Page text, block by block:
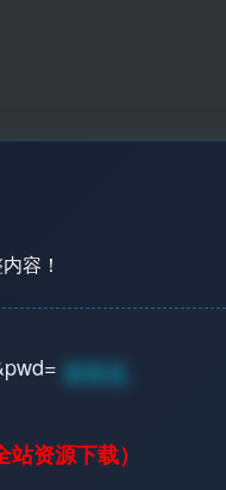
容！
登录见
站资源下载）